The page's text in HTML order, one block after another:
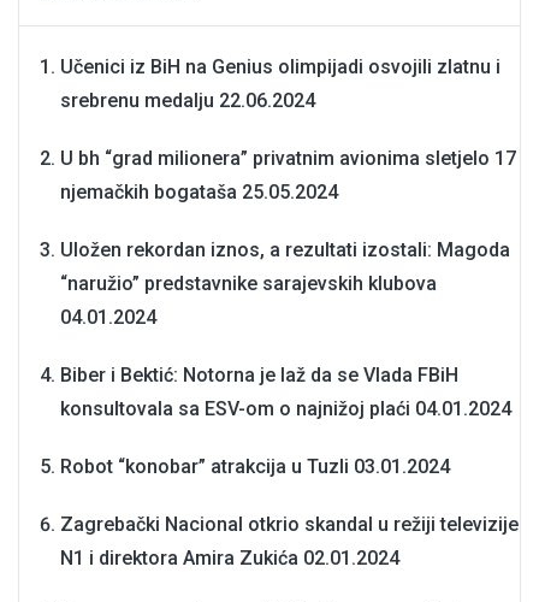
Učenici iz BiH na Genius olimpijadi osvojili zlatnu i
srebrenu medalju 22.06.2024
U bh “grad milionera” privatnim avionima sletjelo 17
njemačkih bogataša 25.05.2024
Uložen rekordan iznos, a rezultati izostali: Magoda
“naružio” predstavnike sarajevskih klubova
04.01.2024
Biber i Bektić: Notorna je laž da se Vlada FBiH
konsultovala sa ESV-om o najnižoj plaći 04.01.2024
Robot “konobar” atrakcija u Tuzli 03.01.2024
Zagrebački Nacional otkrio skandal u režiji televizije
N1 i direktora Amira Zukića 02.01.2024